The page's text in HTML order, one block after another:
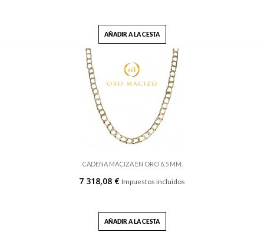
AÑADIR A LA CESTA
CADENA MACIZA EN ORO 6,5 MM.
7 318,08 € Impuestos incluidos
AÑADIR A LA CESTA